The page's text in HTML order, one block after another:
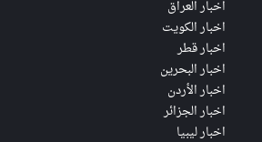
اخبار العراق
اخبار الكويت
اخبار قطر
اخبار البحرين
اخبار الأردن
اخبار الجزائر
اخبار ليبيا